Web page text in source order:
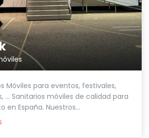
Móviles para eventos, festivales,
... Sanitarios móviles de calidad para
en España. Nuestros...